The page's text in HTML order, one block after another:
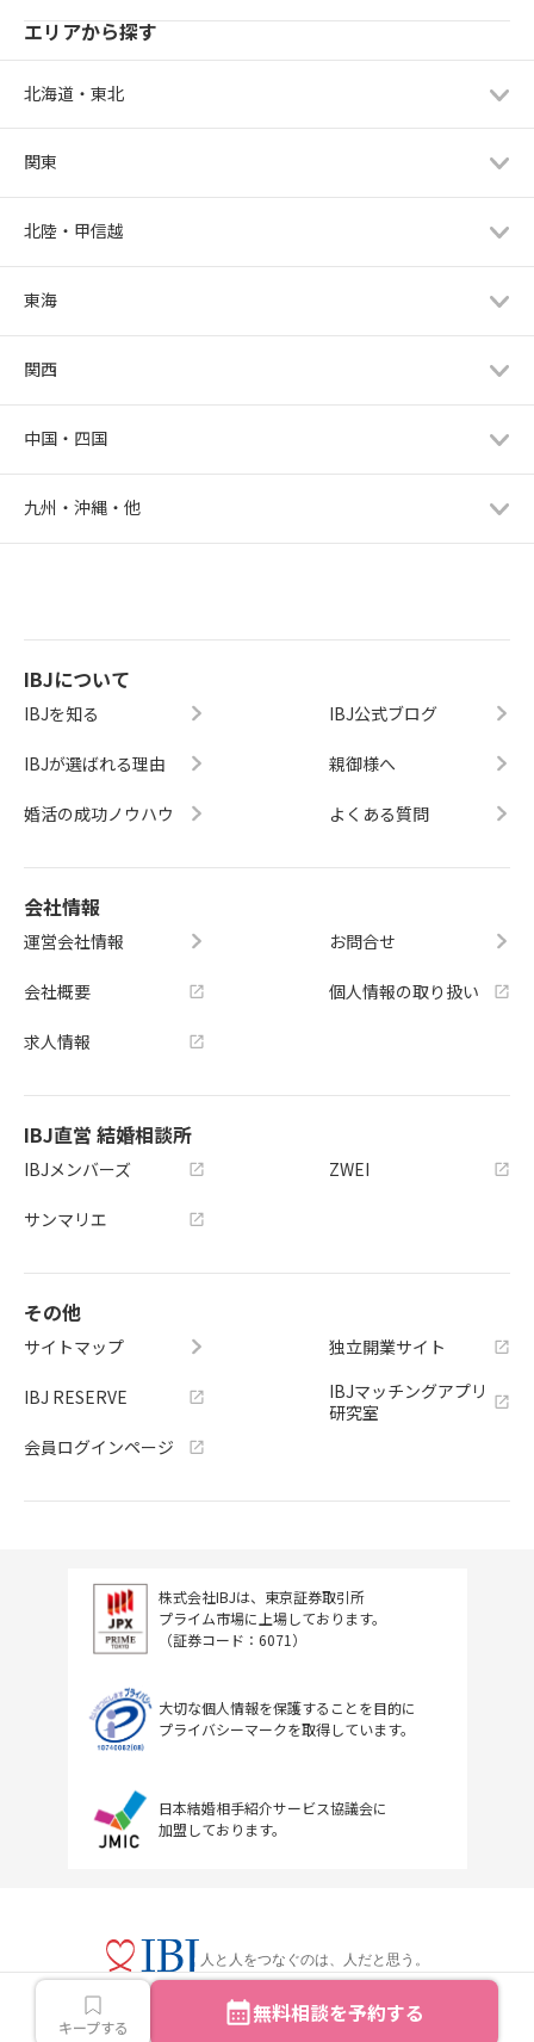
キープする 無料相談を予約する
エリアから探す
北海道・東北
関東
北陸・甲信越
東海
関西
中国・四国
九州・沖縄・他
IBJについて
IBJを知る
IBJが選ばれる理由
婚活の成功ノウハウ
IBJ公式ブログ
親御様へ
よくある質問
会社情報
運営会社情報
会社概要
求人情報
お問合せ
個人情報の取り扱い
IBJ直営 結婚相談所
IBJメンバーズ
サンマリエ
ZWEI
その他
サイトマップ
IBJ RESERVE
会員ログインページ
独立開業サイト
IBJマッチングアプリ
研究室
株式会社IBJは、東京証券取引所
プライム市場に上場しております。
（証券コード：6071）
大切な個人情報を保護することを目的に
プライバシーマークを取得しています。
日本結婚相手紹介サービス協議会に
加盟しております。
人と人をつなぐのは、人だと思う。